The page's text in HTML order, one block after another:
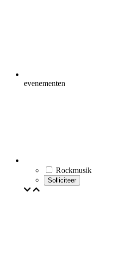
evenementen
Rockmusik
Solliciteer